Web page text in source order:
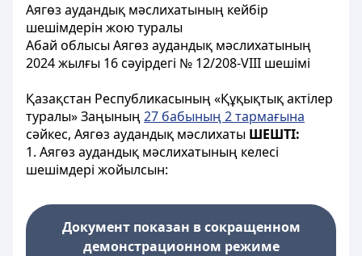
Аягөз аудандық мәслихатының кейбір
шешімдерін жою туралы
Абай облысы Аягөз аудандық мәслихатының
2024 жылғы 16 сәуірдегі № 12/208-VIII шешімі
Қазақстан Республикасының «Құқықтық актілер
туралы» Заңының27 бабының 2 тармағына
сәйкес, Аягөз аудандық мәслихаты ШЕШТІ:
1. Аягөз аудандық мәслихатының келесі
шешімдері жойылсын:
Документ показан в сокращенном
демонстрационном режиме